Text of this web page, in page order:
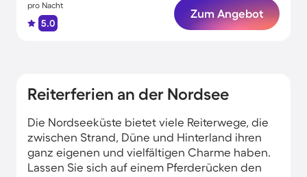
pro Nacht
5.0
Zum Angebot
Reiterferien an der Nordsee
Die Nordseeküste bietet viele Reiterwege, die
zwischen Strand, Düne und Hinterland ihren
ganz eigenen und vielfältigen Charme haben.
Lassen Sie sich auf einem Pferderücken den